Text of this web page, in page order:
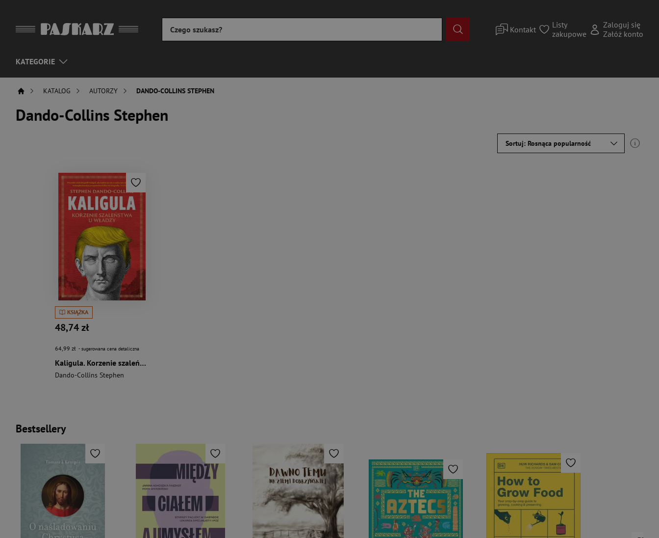
Kontakt
Listy
zakupowe
Zaloguj się
Załóż konto
KATEGORIE
KATALOG AUTORZY DANDO-COLLINS STEPHEN
Dando-Collins Stephen
Sortuj: Rosnąca popularność
KSIĄŻKA
48,74 zł
64,99 zł - sugerowana cena detaliczna
Kaligula. Korzenie szaleństwa u władzy
Dando-Collins Stephen
Bestsellery